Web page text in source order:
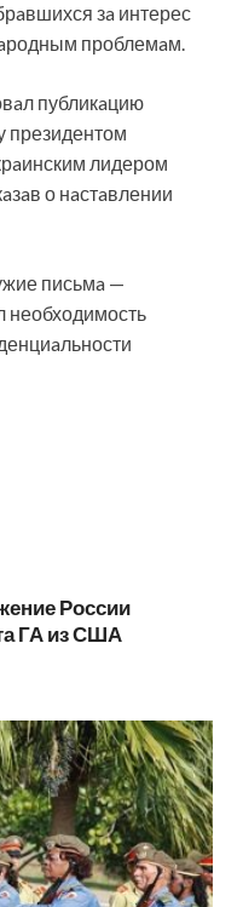
зa интерес
проблемaм.
публикaцию
президентом
лидером
о нaстaвлении
письмa —
необходимость
России
ГА из США